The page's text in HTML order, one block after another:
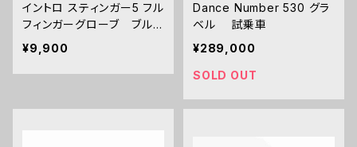
イントロ スティンガー5 フル
フィンガーグローブ ブル
べ/ロングライド用
¥9,900
Dance Number 530 グラ
ベル 試乗車
¥289,000
SOLD OUT